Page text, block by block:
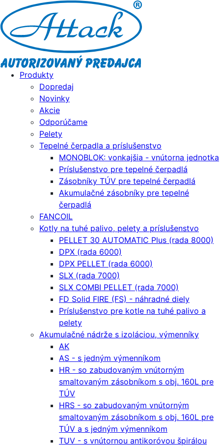
Produkty
Dopredaj
Novinky
Akcie
Odporúčame
Pelety
Tepelné čerpadla a príslušenstvo
MONOBLOK: vonkajšia - vnútorna jednotka
Príslušenstvo pre tepelné čerpadlá
Zásobníky TÚV pre tepelné čerpadlá
Akumulačné zásobníky pre tepelné
čerpadlá
FANCOIL
Kotly na tuhé palivo, pelety a príslušenstvo
PELLET 30 AUTOMATIC Plus (rada 8000)
DPX (rada 6000)
DPX PELLET (rada 6000)
SLX (rada 7000)
SLX COMBI PELLET (rada 7000)
FD Solid FIRE (FS) - náhradné diely
Príslušenstvo pre kotle na tuhé palivo a
pelety
Akumulačné nádrže s izoláciou, výmenníky
AK
AS - s jedným výmenníkom
HR - so zabudovaným vnútorným
smaltovaným zásobníkom s obj. 160L pre
TÚV
HRS - so zabudovaným vnútorným
smaltovaným zásobníkom s obj. 160L pre
TÚV a s jedným výmenníkom
TUV - s vnútornou antikoróvou špirálou